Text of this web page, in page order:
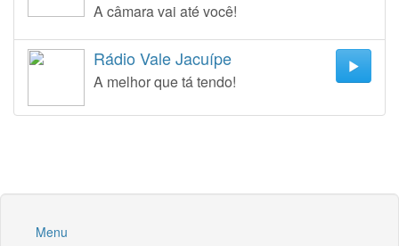
A câmara vai até você!
Rádio Vale Jacuípe
A melhor que tá tendo!
Menu